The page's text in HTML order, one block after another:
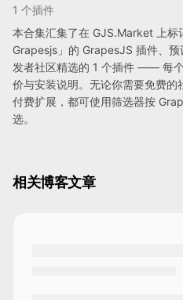
1 个插件
本合集汇集了在 GJS.Market 上
Grapesjs」的 GrapesJS 插件、
发者社区精选的 1 个插件 —— 每
价与安装说明。无论你需要免费的
付费扩展，都可使用筛选器按
选。
相关博客文章